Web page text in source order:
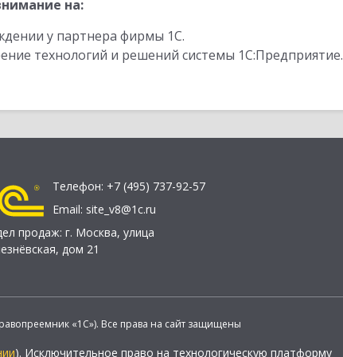
на:
у партнера фирмы 1С.
технологий и решений системы 1С:Предприятие.
Телефон: +7 (495) 737-92-57
Email: site_v8@1c.ru
продаж: г. Москва, улица
дом 21
«1С»). Все права на сайт защищены
). Исключительное право на технологическую платформу